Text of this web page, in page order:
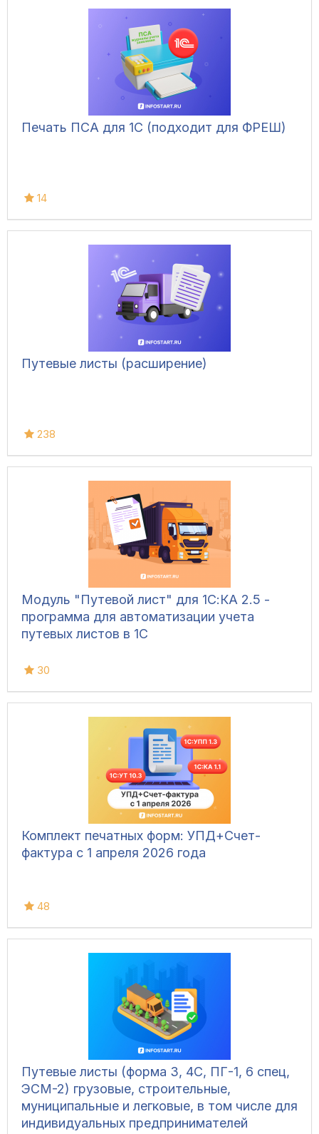
Печать ПСА для 1С (подходит для ФРЕШ)
14
Путевые листы (расширение)
238
Модуль "Путевой лист" для 1С:КА 2.5 -
программа для автоматизации учета
путевых листов в 1С
30
Комплект печатных форм: УПД+Счет-
фактура с 1 апреля 2026 года
48
Путевые листы (форма 3, 4С, ПГ-1, 6 спец,
ЭСМ-2) грузовые, строительные,
муниципальные и легковые, в том числе для
индивидуальных предпринимателей